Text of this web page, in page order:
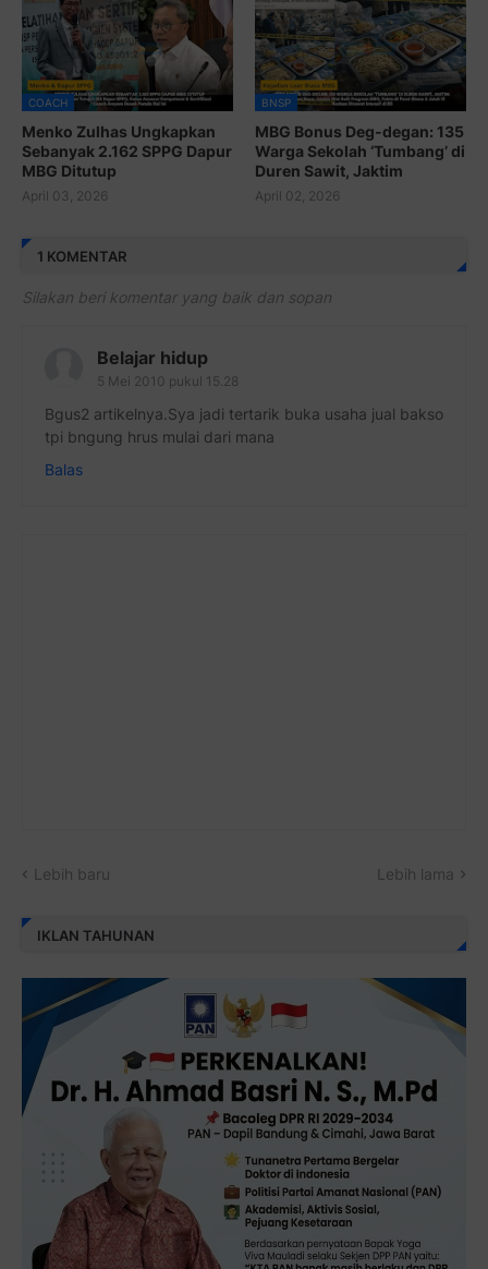
COACH
Menko Zulhas Ungkapkan
Sebanyak 2.162 SPPG Dapur
MBG Ditutup
April 03, 2026
BNSP
MBG Bonus Deg-degan: 135
Warga Sekolah ‘Tumbang’ di
Duren Sawit, Jaktim
April 02, 2026
1 KOMENTAR
Silakan beri komentar yang baik dan sopan
Belajar hidup
5 Mei 2010 pukul 15.28
Bgus2 artikelnya.Sya jadi tertarik buka usaha jual bakso
tpi bngung hrus mulai dari mana
Balas
Lebih baru Lebih lama
IKLAN TAHUNAN